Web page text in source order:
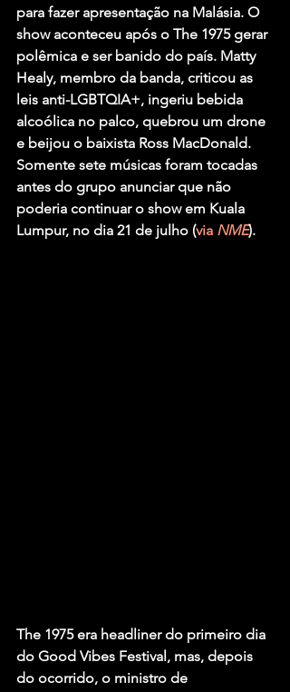
para fazer apresentação na Malásia. O
show aconteceu após o The 1975 gerar
polêmica e ser banido do país. Matty
Healy, membro da banda, criticou as
leis anti-LGBTQIA+, ingeriu bebida
alcoólica no palco, quebrou um drone
e beijou o baixista Ross MacDonald.
Somente sete músicas foram tocadas
antes do grupo anunciar que não
poderia continuar o show em Kuala
Lumpur, no dia 21 de julho (via NME).
The 1975 era headliner do primeiro dia
do Good Vibes Festival, mas, depois
do ocorrido, o ministro de